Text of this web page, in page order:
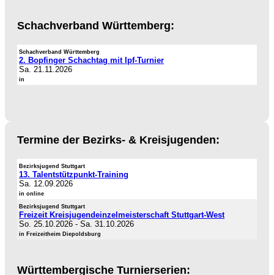
Schachverband Württemberg:
Schachverband Württemberg
2. Bopfinger Schachtag mit Ipf-Turnier
Sa. 21.11.2026
in
Termine der Bezirks- & Kreisjugenden:
Bezirksjugend Stuttgart
13. Talentstützpunkt-Training
Sa. 12.09.2026
in online
Bezirksjugend Stuttgart
Freizeit Kreisjugendeinzelmeisterschaft Stuttgart-West
So. 25.10.2026 - Sa. 31.10.2026
in Freizeitheim Diepoldsburg
Württembergische Turnierserien: